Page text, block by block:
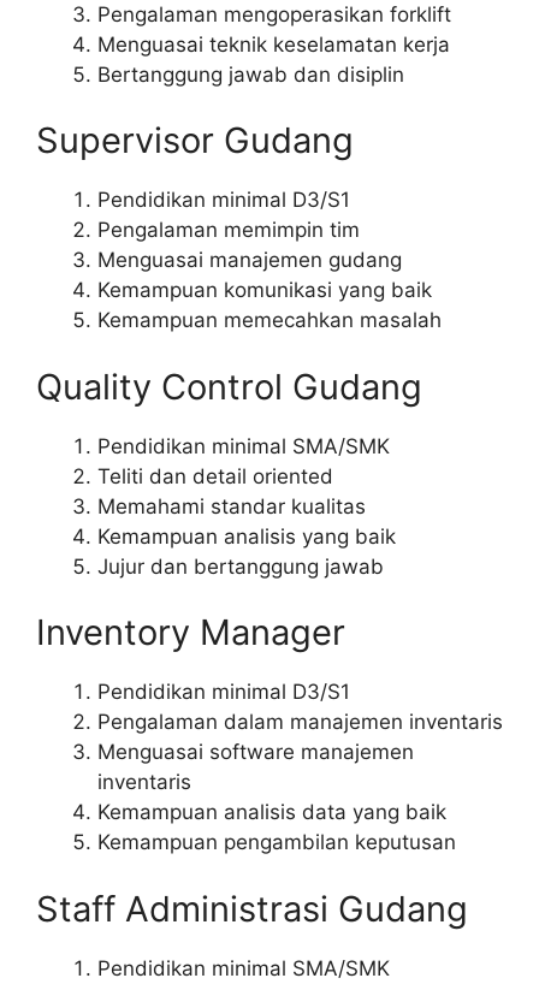
Pengalaman mengoperasikan forklift
Menguasai teknik keselamatan kerja
Bertanggung jawab dan disiplin
Supervisor Gudang
Pendidikan minimal D3/S1
Pengalaman memimpin tim
Menguasai manajemen gudang
Kemampuan komunikasi yang baik
Kemampuan memecahkan masalah
Quality Control Gudang
Pendidikan minimal SMA/SMK
Teliti dan detail oriented
Memahami standar kualitas
Kemampuan analisis yang baik
Jujur dan bertanggung jawab
Inventory Manager
Pendidikan minimal D3/S1
Pengalaman dalam manajemen inventaris
Menguasai software manajemen
inventaris
Kemampuan analisis data yang baik
Kemampuan pengambilan keputusan
Staff Administrasi Gudang
Pendidikan minimal SMA/SMK